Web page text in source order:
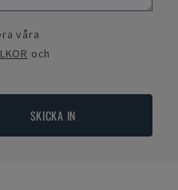
våra
och
SKICKA IN